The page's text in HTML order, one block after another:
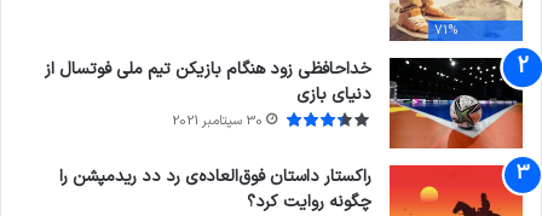
71%
خداحافظی زود هنگام بازیکن تیم ملی فوتسال از
دنیای بازی
30 سپتامبر 2021
راکستار داستان فوق‌العاده‌ی رد دد ریدمپشن را
چگونه روایت کرد؟